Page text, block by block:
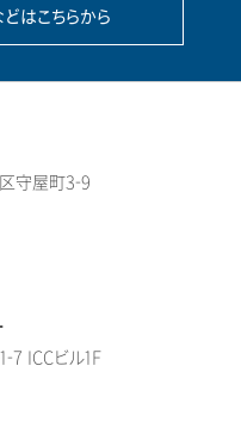
はこちらから
守屋町3-9
ICCビル1F